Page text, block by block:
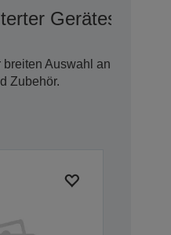
Geräteschutz
Auswahl an
Zubehör.